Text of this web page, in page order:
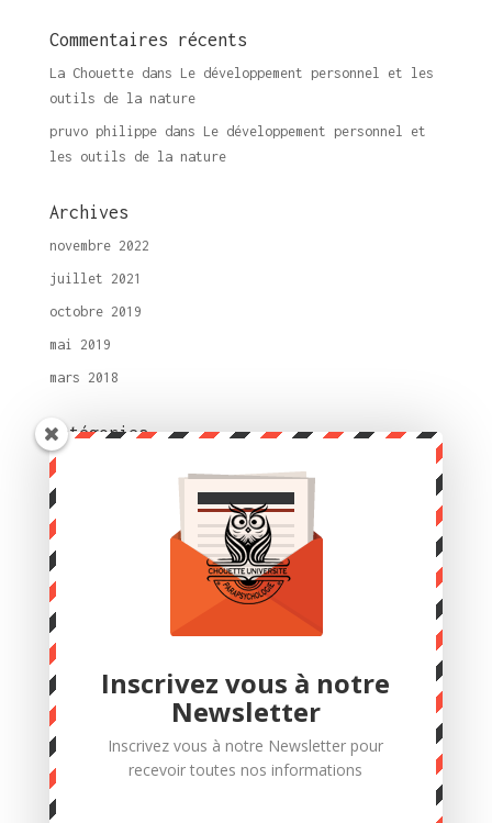
Commentaires récents
La Chouettedans Le développement personnel et les
outils de la nature
pruvo philippedans Le développement personnel et
les outils de la nature
Archives
novembre 2022
juillet 2021
octobre 2019
mai 2019
mars 2018
Catégories
Cartomancie
Esprit de la nature
Formations
Nature
Non classé
Outils de développement personnel
Radiesthésie – Géobiologie
Tarologie
Voyance
Méta
Connexion
Inscrivez vous à notre
Newsletter
Inscrivez vous à notre Newsletter pour
recevoir toutes nos informations